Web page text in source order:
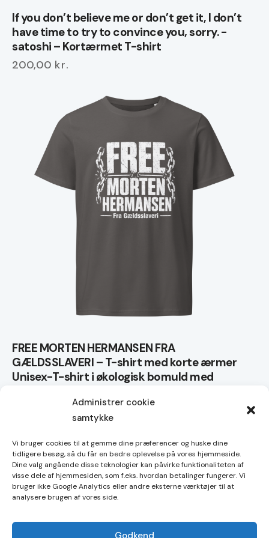
Administrer cookie
samtykke
Vi bruger cookies til at gemme dine præferencer og huske dine
tidligere besøg, så du får en bedre oplevelse på vores hjemmeside.
Dine valg angående disse teknologier kan påvirke funktionaliteten af
visse dele af hjemmesiden, som f.eks. hvordan betalinger fungerer. Vi
bruger ikke Google Analytics eller andre eksterne værktøjer til at
analysere brugen af vores side.
Godkend
If you don’t believe me or don’t get it, I don’t
have time to try to convince you, sorry. -
satoshi – Kortærmet T-shirt
200,00 kr.
varianter.
Mulighederne
FREE MORTEN HERMANSEN FRA
GÆLDSSLAVERI – T-shirt med korte ærmer
Unisex-T-shirt i økologisk bomuld med
vare
har
flere
varianter.
Mulighederne
Handelsbetingelser
Cookies